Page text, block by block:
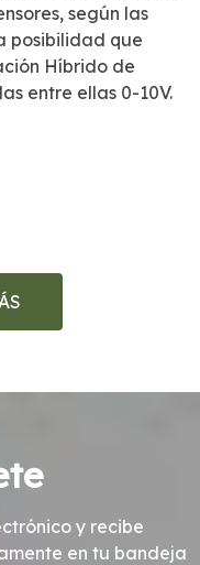
según las
posibilidad que
Híbrido de
entre ellas 0-10V.
y recibe
en tu bandeja